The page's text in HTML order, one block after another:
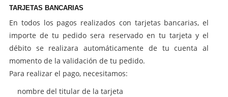
TARJETAS BANCARIAS
En todos los pagos realizados con tarjetas bancarias, el
importe de tu pedido sera reservado en tu tarjeta y el
débito se realizara automáticamente de tu cuenta al
momento de la validación de tu pedido.
Para realizar el pago, necesitamos:
nombre del titular de la tarjeta